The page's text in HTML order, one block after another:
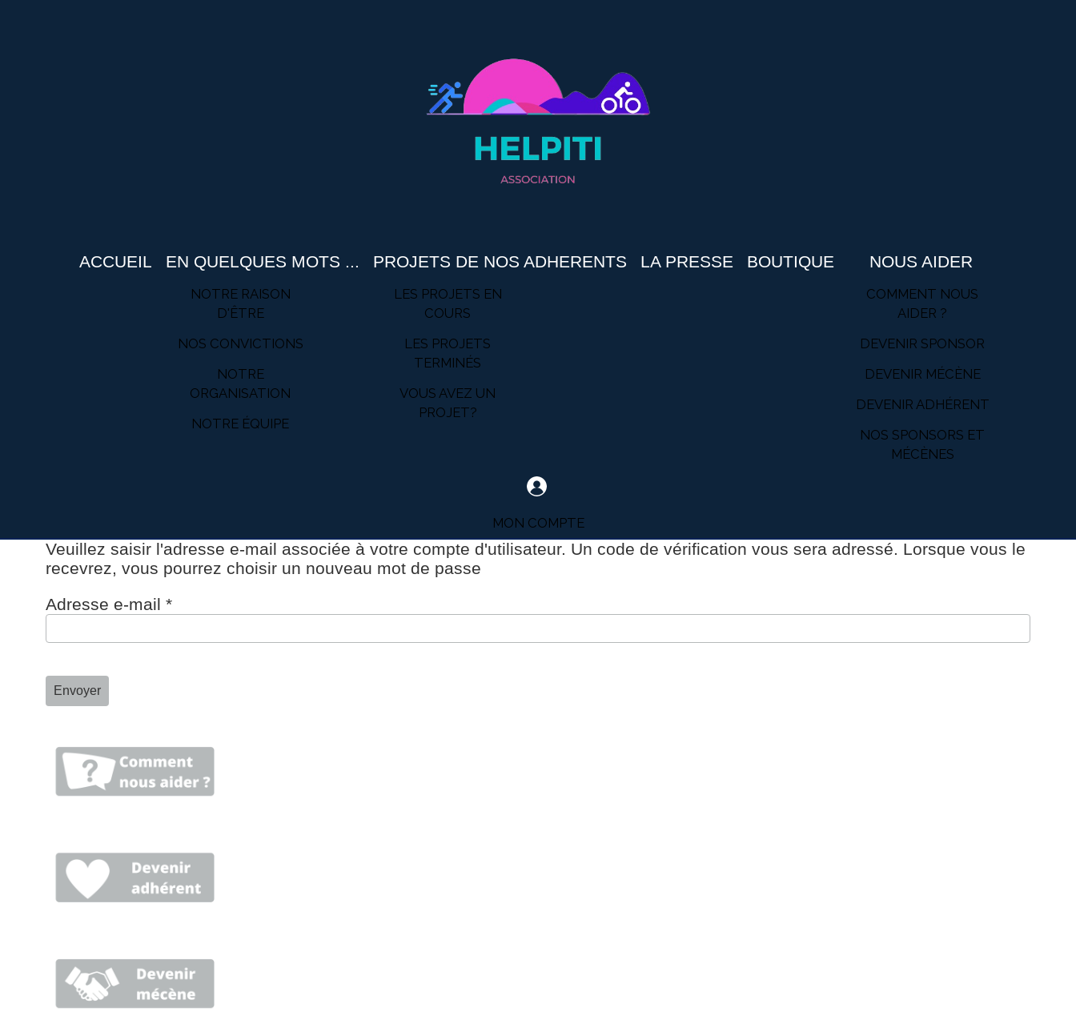
ACCUEIL EN QUELQUES MOTS ...
NOTRE RAISON
D'ÊTRE
NOS CONVICTIONS
NOTRE
ORGANISATION
NOTRE ÉQUIPE
PROJETS DE NOS ADHERENTS
LES PROJETS EN
COURS
LES PROJETS
TERMINÉS
VOUS AVEZ UN
PROJET?
LA PRESSE BOUTIQUE NOUS AIDER
COMMENT NOUS
AIDER ?
DEVENIR SPONSOR
DEVENIR MÉCÈNE
DEVENIR ADHÉRENT
NOS SPONSORS ET
MÉCÈNES
MON COMPTE
Veuillez saisir l'adresse e-mail associée à votre compte d'utilisateur. Un code de vérification vous sera adressé. Lorsque vous le
recevrez, vous pourrez choisir un nouveau mot de passe
Adresse e-mail *
Envoyer